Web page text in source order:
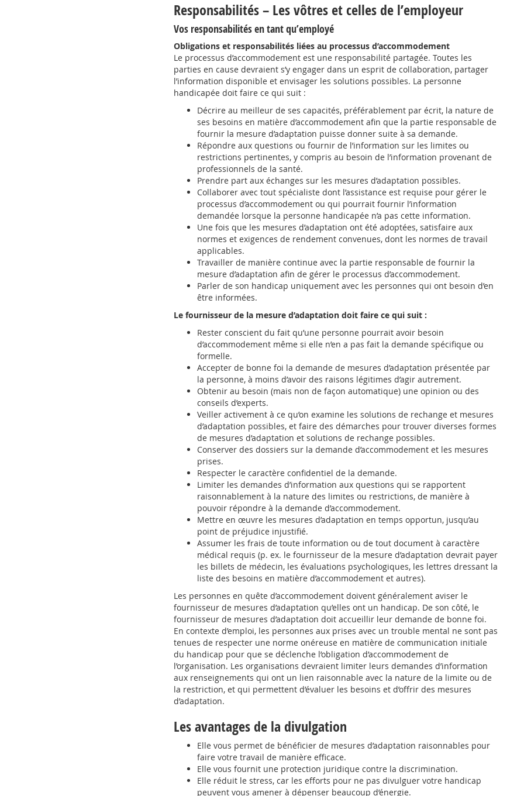
Responsabilités – Les vôtres et celles de l’employeur
Vos responsabilités en tant qu’employé
Obligations et responsabilités liées au processus d’accommodement
Le processus d’accommodement est une responsabilité partagée. Toutes les
parties en cause devraient s’y engager dans un esprit de collaboration, partager
l’information disponible et envisager les solutions possibles. La personne
handicapée doit faire ce qui suit :
Décrire au meilleur de ses capacités, préférablement par écrit, la nature de
ses besoins en matière d’accommodement afin que la partie responsable de
fournir la mesure d’adaptation puisse donner suite à sa demande.
Répondre aux questions ou fournir de l’information sur les limites ou
restrictions pertinentes, y compris au besoin de l’information provenant de
professionnels de la santé.
Prendre part aux échanges sur les mesures d’adaptation possibles.
Collaborer avec tout spécialiste dont l’assistance est requise pour gérer le
processus d’accommodement ou qui pourrait fournir l’information
demandée lorsque la personne handicapée n’a pas cette information.
Une fois que les mesures d’adaptation ont été adoptées, satisfaire aux
normes et exigences de rendement convenues, dont les normes de travail
applicables.
Travailler de manière continue avec la partie responsable de fournir la
mesure d’adaptation afin de gérer le processus d’accommodement.
Parler de son handicap uniquement avec les personnes qui ont besoin d’en
être informées.
Le fournisseur de la mesure d’adaptation doit faire ce qui suit :
Rester conscient du fait qu’une personne pourrait avoir besoin
d’accommodement même si elle n’en a pas fait la demande spécifique ou
formelle.
Accepter de bonne foi la demande de mesures d’adaptation présentée par
la personne, à moins d’avoir des raisons légitimes d’agir autrement.
Obtenir au besoin (mais non de façon automatique) une opinion ou des
conseils d’experts.
Veiller activement à ce qu’on examine les solutions de rechange et mesures
d’adaptation possibles, et faire des démarches pour trouver diverses formes
de mesures d’adaptation et solutions de rechange possibles.
Conserver des dossiers sur la demande d’accommodement et les mesures
prises.
Respecter le caractère confidentiel de la demande.
Limiter les demandes d’information aux questions qui se rapportent
raisonnablement à la nature des limites ou restrictions, de manière à
pouvoir répondre à la demande d’accommodement.
Mettre en œuvre les mesures d’adaptation en temps opportun, jusqu’au
point de préjudice injustifié.
Assumer les frais de toute information ou de tout document à caractère
médical requis (p. ex. le fournisseur de la mesure d’adaptation devrait payer
les billets de médecin, les évaluations psychologiques, les lettres dressant la
liste des besoins en matière d’accommodement et autres).
Les personnes en quête d’accommodement doivent généralement aviser le
fournisseur de mesures d’adaptation qu’elles ont un handicap. De son côté, le
fournisseur de mesures d’adaptation doit accueillir leur demande de bonne foi.
En contexte d’emploi, les personnes aux prises avec un trouble mental ne sont pas
tenues de respecter une norme onéreuse en matière de communication initiale
du handicap pour que se déclenche l’obligation d’accommodement de
l’organisation. Les organisations devraient limiter leurs demandes d’information
aux renseignements qui ont un lien raisonnable avec la nature de la limite ou de
la restriction, et qui permettent d’évaluer les besoins et d’offrir des mesures
d’adaptation.
Les avantages de la divulgation
Elle vous permet de bénéficier de mesures d’adaptation raisonnables pour
faire votre travail de manière efficace.
Elle vous fournit une protection juridique contre la discrimination.
Elle réduit le stress, car les efforts pour ne pas divulguer votre handicap
peuvent vous amener à dépenser beaucoup d’énergie.